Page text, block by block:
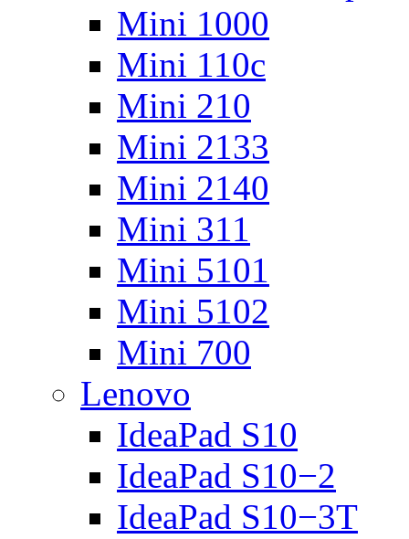
Mini 1000
Mini 110c
Mini 210
Mini 2133
Mini 2140
Mini 311
Mini 5101
Mini 5102
Mini 700
Lenovo
IdeaPad S10
IdeaPad S10−2
IdeaPad S10−3T